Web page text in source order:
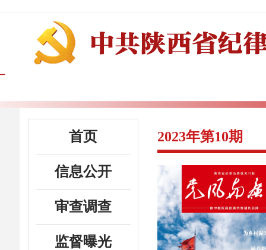
首页
信息公开
审查调查
监督曝光
2023年第10期